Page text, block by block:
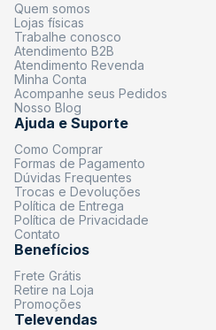
Quem somos
Lojas físicas
Trabalhe conosco
Atendimento B2B
Atendimento Revenda
Minha Conta
Acompanhe seus Pedidos
Nosso Blog
Ajuda e Suporte
Como Comprar
Formas de Pagamento
Dúvidas Frequentes
Trocas e Devoluções
Política de Entrega
Política de Privacidade
Contato
Benefícios
Frete Grátis
Retire na Loja
Promoções
Televendas